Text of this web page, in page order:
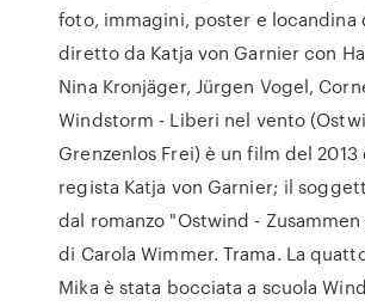
foto, immagini, poster e locandina
diretto da Katja von Garnier con
Nina Kronjäger, Jürgen Vogel,
Windstorm - Liberi nel vento
Grenzenlos Frei) è un film del
regista Katja von Garnier; il
dal romanzo "Ostwind -
di Carola Wimmer. Trama. La
Mika è stata bocciata a scuola